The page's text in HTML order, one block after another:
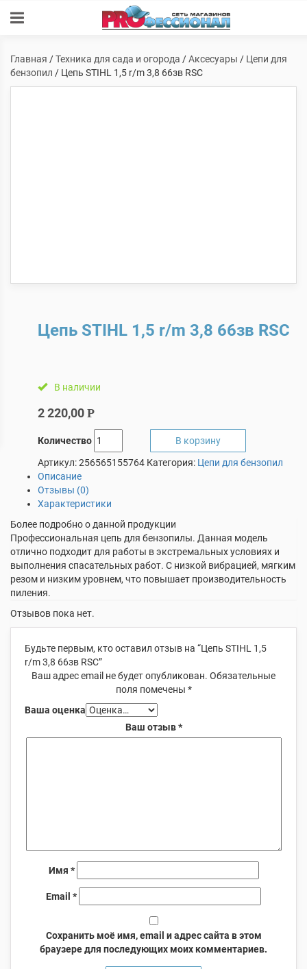
Главная /Техника для сада и огорода /Аксесуары / Цепи для
бензопил / Цепь STIHL 1,5 r/m 3,8 66зв RSC
Цепь STIHL 1,5 r/m 3,8 66зв RSC
В наличии
2 220,00 Р
Количество
В корзину
Артикул:256565155764 Категория: Цепи для бензопил
Описание
Отзывы (0)
Характеристики
Более подробно о данной продукции
Профессиональная цепь для бензопилы. Данная модель
отлично подходит для работы в экстремальных условиях и
выполнения спасательных работ. С низкой вибрацией, мягким
резом и низким уровнем, что повышает производительность
пиления.
Отзывов пока нет.
Будьте первым, кто оставил отзыв на “Цепь STIHL 1,5
r/m 3,8 66зв RSC”
Ваш адрес email не будет опубликован. Обязательные
поля помечены *
Ваша оценка
Ваш отзыв*
Имя *
Email *
Сохранить моё имя, email и адрес сайта в этом
браузере для последующих моих комментариев.